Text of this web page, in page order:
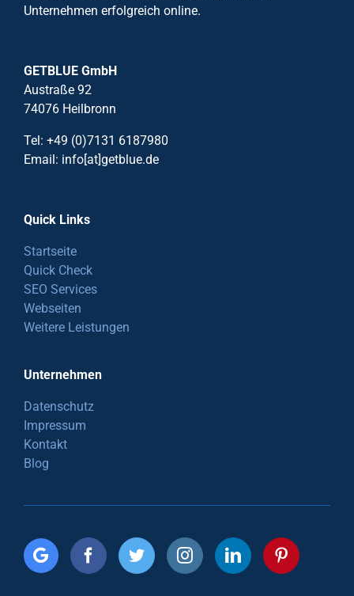
Unternehmen erfolgreich online.
GETBLUE GmbH
Austraße 92
74076 Heilbronn
Tel: +49 (0)7131 6187980
Email: info[at]getblue.de
Quick Links
Startseite
Quick Check
SEO Services
Webseiten
Weitere Leistungen
Unternehmen
Datenschutz
Impressum
Kontakt
Blog